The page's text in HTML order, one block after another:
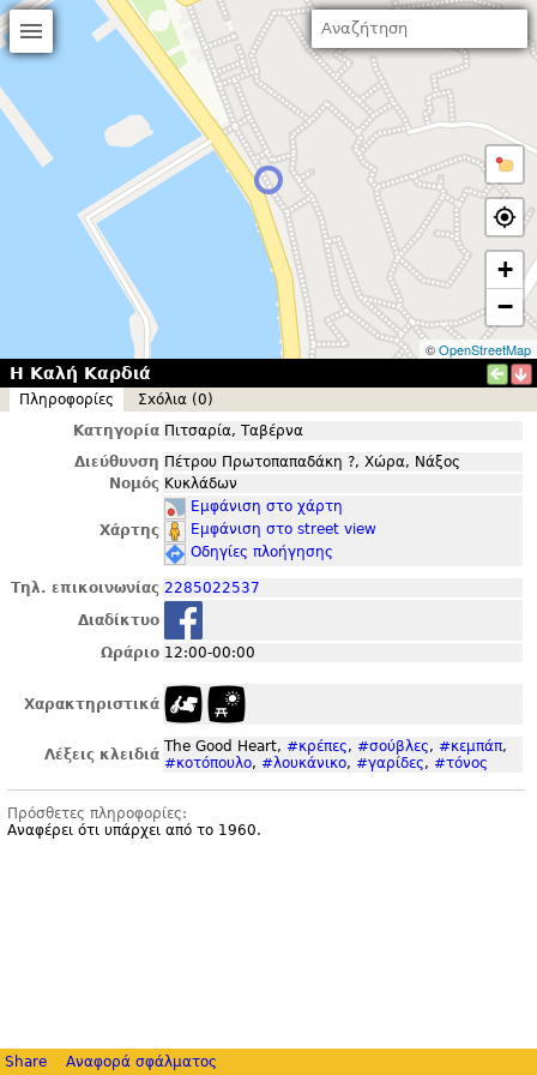
+
−
©OpenStreetMap
Η Καλή Καρδιά
Πληροφορίες
Σxόλια (0)
Κατηγορία Πιτσαρία, Ταβέρνα
Διεύθυνση Πέτρου Πρωτοπαπαδάκη ?, Χώρα, Νάξος
Νομός Κυκλάδων
Χάρτης
Εμφάνιση στο χάρτη
Εμφάνιση στο street view
Οδηγίες πλοήγησης
Τηλ. επικοινωνίας 2285022537
Διαδίκτυο
Ωράριο 12:00-00:00
Χαρακτηριστικά
Λέξεις κλειδιά The Good Heart, #κρέπες, #σούβλες, #κεμπάπ,
#κοτόπουλο, #λουκάνικο, #γαρίδες, #τόνος
Πρόσθετες πληροφορίες:
Αναφέρει ότι υπάρχει από το 1960.
Share Αναφορά σφάλματος